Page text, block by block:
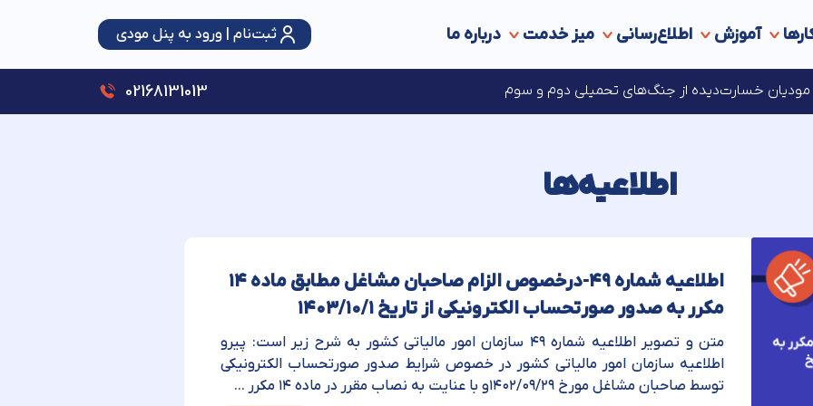
آموزش اطلاع‌رسانی میز خدمت درباره ما ثبت‌نام | ورود به پنل مودی
مالیاتی در انتظار مجوز مراجع قانونی ذی‌‏صلاح
مودیان خسارت‌دیده از جنگ‌های تحمیلی دوم و سوم 02168131013
اطلاعیه‌ها
اطلاعیه شماره ۴۹-درخصوص الزام صاحبان مشاغل مطابق ماده ۱۴
مکرر به صدور صورتحساب الکترونیکی از تاریخ ۱۴۰۳/۱۰/۱
متن و تصویر اطلاعیه شماره ۴۹ سازمان امور مالیاتی کشور به شرح زیر است: پیرو
اطلاعیه سازمان امور مالیاتی کشور در خصوص شرایط صدور صورتحساب الکترونیکی
توسط صاحبان مشاغل مورخ ۱۴۰۲/۰۹/۲۹و با عنایت به نصاب مقرر در ماده ۱۴ مکرر ...